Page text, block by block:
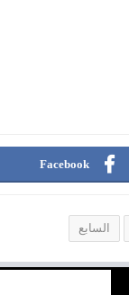
Facebook
السابع